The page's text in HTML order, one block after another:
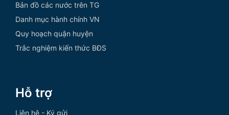
Bản đồ các nước trên TG
Danh mục hành chính VN
Quy hoạch quận huyện
Trắc nghiệm kiến thức BĐS
Hỗ trợ
Liên hệ - Ký gửi